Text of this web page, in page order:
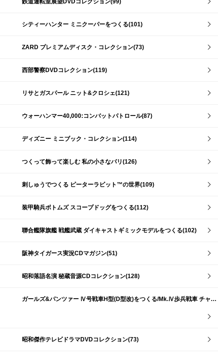
鉄道運転室展望DVDコレクション(99)
シティーハンター ミニクーパーをつくる(101)
ZARD プレミアムディスク・コレクション(73)
西部警察DVDコレクション(119)
リサとガスパール ニット&クロシェ(121)
ウォーハンマー40,000:コンバットパトロール(87)
ディズニー ミニブック・コレクション(114)
つくって飾って楽しむ 私の小さなパリ(126)
刺しゅうでつくる ピーターラビット™の世界(109)
装甲騎兵ボトムズ スコープドッグをつくる(112)
聯合艦隊旗艦 戦艦武蔵 ダイキャストギミックモデルをつくる(102)
阪神タイガース実況CDマガジン(51)
昭和落語名演 秘蔵音源CDコレクション(128)
ガールズ&パンツァー Ⅳ号戦車H型(D型改)をつくる/Mk.Ⅳ歩兵戦車 チャーチルMk.Ⅶをつくる(191)
昭和傑作テレビドラマDVDコレクション(73)